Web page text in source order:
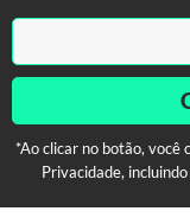
*Ao clicar no botão, você
Privacidade,